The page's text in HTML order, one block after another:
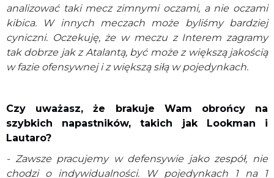
analizować taki mecz zimnymi oczami, a nie oczami
kibica. W innych meczach może byliśmy bardziej
cyniczni. Oczekuję, że w meczu z Interem zagramy
tak dobrze jak z Atalantą, być może z większą jakością
w fazie ofensywnej i z większą siłą w pojedynkach.
Czy uważasz, że brakuje Wam obrońcy na
szybkich napastników, takich jak Lookman i
Lautaro?
- Zawsze pracujemy w defensywie jako zespół, nie
chodzi o indywidualności. W pojedynkach 1 na 1